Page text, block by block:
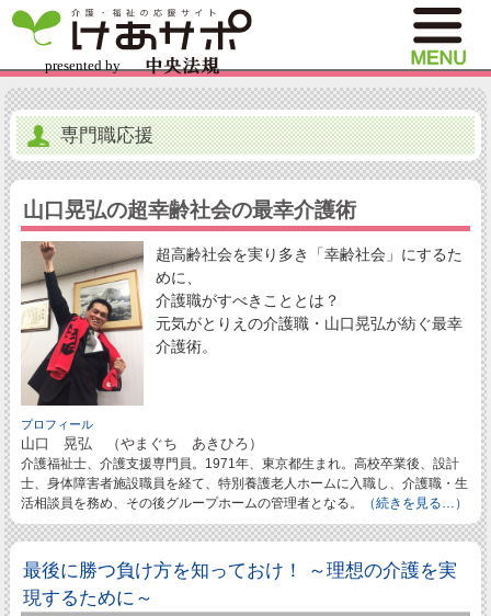
専門職応援
山口晃弘の超幸齢社会の最幸介護術
超高齢社会を実り多き「幸齢社会」にするた
めに、
介護職がすべきこととは？
元気がとりえの介護職・山口晃弘が紡ぐ最幸
介護術。
プロフィール
山口 晃弘 （やまぐち あきひろ）
介護福祉士、介護支援専門員。1971年、東京都生まれ。高校卒業後、設計
士、身体障害者施設職員を経て、特別養護老人ホームに入職し、介護職・生
活相談員を務め、その後グループホームの管理者となる。
（続きを見る…）
最後に勝つ負け方を知っておけ！ ～理想の介護を実
現するために～